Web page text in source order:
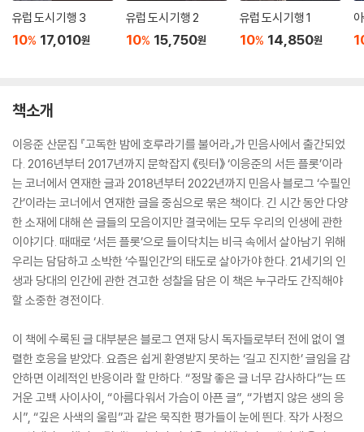
유럽 도시 기행 3
10% 17,010원
유럽 도시 기행 2
10% 15,750원
유럽 도시 기행 1
10% 14,850원
책소개
이응준 산문집 『고독한 밤에 호루라기를 불어라』가 민음사에서 출간되었
다. 2016년부터 2017년까지 문학잡지 《릿터》 ‘이응준의 서든 플롯’이라
는 코너에서 연재한 글과 2018년부터 2022년까지 민음사 블로그 ‘수필인
간’이라는 코너에서 연재한 글을 중심으로 묶은 책이다. 긴 시간 동안 다양
한 소재에 대해 쓴 글들의 모음이지만 결국에는 모두 우리의 인생에 관한
이야기다. 때때로 ‘서든 플롯’으로 들이닥치는 비극 속에서 살아남기 위해
우리는 담담하고 소박한 ‘수필인간’의 태도로 살아가야 한다. 21세기의 인
생과 당대의 인간에 관한 견고한 성찰을 담은 이 책은 누구라도 간직해야
할 소중한 경전이다.
이 책에 수록된 글 대부분은 블로그 연재 당시 독자들로부터 전에 없이 열
렬한 호응을 받았다. 요즘은 쉽게 환영받지 못하는 ‘길고 진지한’ 글임을 감
안하면 이례적인 반응이라 할 만하다. “정말 좋은 글 너무 감사하다”는 뜨
거운 고백 사이사이, “아름다워서 가슴이 아픈 글”, “가볍지 않은 생의 응
시”, “깊은 사색의 울림”과 같은 묵직한 평가들이 눈에 띈다. 작가 사정으